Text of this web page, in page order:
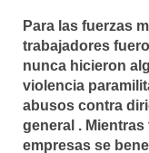
Para las fuerzas
trabajadores
nunca hicieron
violencia
abusos contra
general .
empresas se